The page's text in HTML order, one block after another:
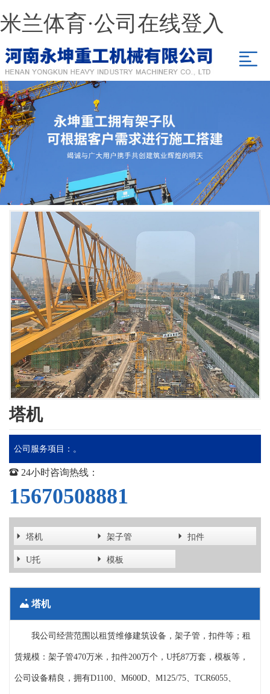
米兰体育·公司在线登入
塔机
公司服务项目：。
24小时咨询热线：
15670508881
塔机 架子管 扣件
U托 模板
塔机
米兰体育·公司在线登入>产品中心> 塔机
我公司经营范围以租赁维修建筑设备，架子管，扣件等；租
赁规模：架子管470万米，扣件200万个，U托87万套，模板等，
公司设备精良，拥有D1100、M600D、M125/75、TCR6055、